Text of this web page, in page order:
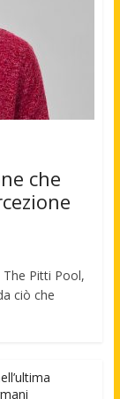
che
Pitti Pool,
ciò che